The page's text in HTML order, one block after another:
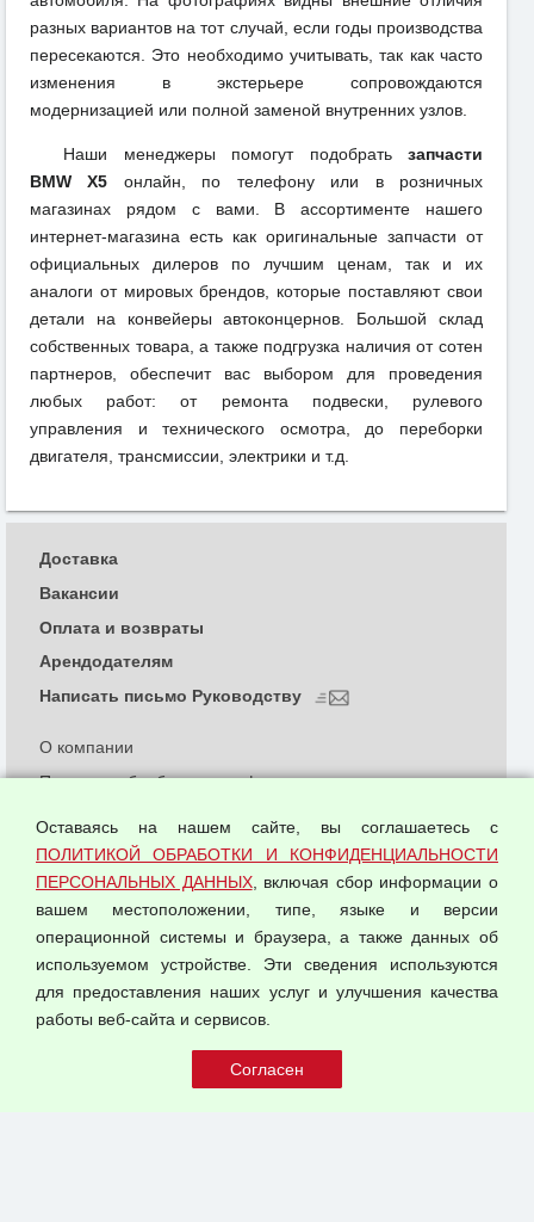
разных вариантов на тот случай, если годы производства
пересекаются. Это необходимо учитывать, так как часто
изменения в экстерьере сопровождаются
модернизацией или полной заменой внутренних узлов.
Наши менеджеры помогут подобрать запчасти
BMW X5 онлайн, по телефону или в розничных
магазинах рядом с вами. В ассортименте нашего
интернет-магазина есть как оригинальные запчасти от
официальных дилеров по лучшим ценам, так и их
аналоги от мировых брендов, которые поставляют свои
детали на конвейеры автоконцернов. Большой склад
собственных товара, а также подгрузка наличия от сотен
партнеров, обеспечит вас выбором для проведения
любых работ: от ремонта подвески, рулевого
управления и технического осмотра, до переборки
двигателя, трансмиссии, электрики и т.д.
© 2026 ООО "Феникс"
О компании
Политика обработки и конфиденциальности
Согласием на обработку персональных данных
Оферта оптовой купли-продажи
Публичная оферта
Доставка
Вакансии
Оплата и возвраты
Арендодателям
Написать письмо Руководству
Оставаясь на нашем сайте, вы соглашаетесь с
ПОЛИТИКОЙ ОБРАБОТКИ И КОНФИДЕНЦИАЛЬНОСТИ
ПЕРСОНАЛЬНЫХ ДАННЫХ, включая сбор информации о
вашем местоположении, типе, языке и версии
операционной системы и браузера, а также данных об
используемом устройстве. Эти сведения используются
для предоставления наших услуг и улучшения качества
работы веб-сайта и сервисов.